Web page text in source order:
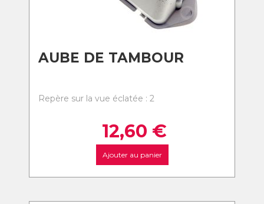
AUBE DE TAMBOUR
Repère sur la vue éclatée : 2
12,60 €
Ajouter au panier